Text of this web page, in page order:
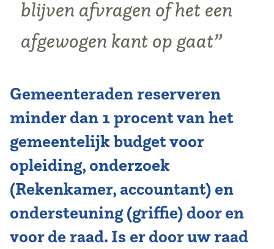
blijven afvragen of het een
afgewogen kant op gaat
Gemeenteraden reserveren
minder dan 1 procent van het
gemeentelijk budget voor
opleiding, onderzoek
(Rekenkamer, accountant) en
ondersteuning (griffie) door en
voor de raad. Is er door uw raad